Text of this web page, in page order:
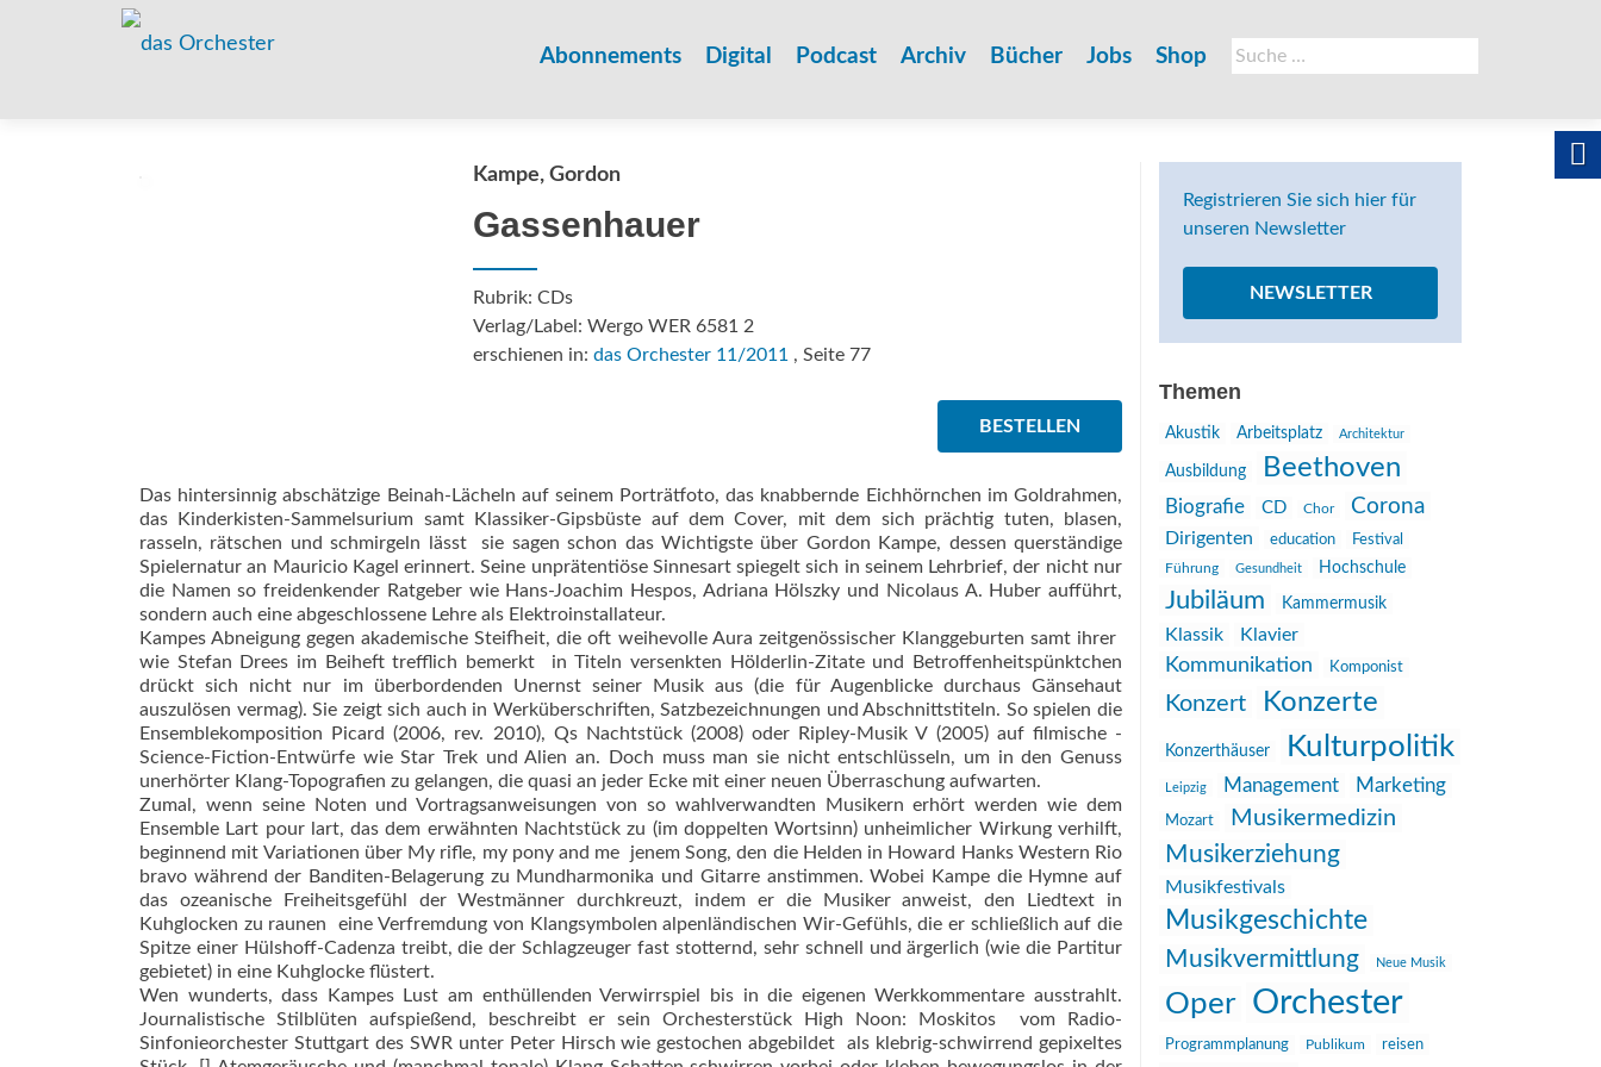
Suche
nach:
Abonnements Digital Podcast Archiv Bücher Jobs Shop
Kampe, Gordon
Gassenhauer
Rubrik: CDs
Verlag/Label: Wergo WER 6581 2
erschienen in: das Orchester 11/2011 , Seite 77
BESTELLEN
Das hintersinnig abschätzige Beinah-Lächeln auf seinem Porträt­foto, das knabbernde Eichhörnchen im Goldrahmen,
das Kinderkisten-Sammelsurium samt Klassiker-Gipsbüste auf dem Cover, mit dem sich prächtig tuten, blasen,
rasseln, rätschen und schmirgeln lässt  sie sagen schon das Wichtigste über Gordon Kampe, dessen querständige
Spielernatur an Mauricio Kagel erinnert. Seine unprätentiöse Sinnesart spiegelt sich in seinem Lehrbrief, der nicht nur
die Namen so freidenkender Ratgeber wie Hans-Joachim Hespos, Adriana Hölszky und Nicolaus A. Huber aufführt,
sondern auch eine abgeschlossene Lehre als Elektroinstallateur.
Kampes Abneigung gegen akademische Steifheit, die oft weihevolle Aura zeitgenössischer Klanggeburten samt ihrer 
wie Stefan Drees im Beiheft trefflich bemerkt  in Titeln versenkten Hölderlin-Zitate und Betroffenheitspünktchen
drückt sich nicht nur im überbordenden Unernst seiner Musik aus (die für Augenblicke durchaus Gänsehaut
auszulösen vermag). Sie zeigt sich auch in Werküberschriften, Satzbezeichnungen und Abschnittstiteln. So spielen die
Ensemblekomposition Picard (2006, rev. 2010), Qs Nachtstück (2008) oder Ripley-Musik V (2005) auf filmische ­
Science-Fiction-Entwürfe wie Star Trek und Alien an. Doch muss man sie nicht entschlüsseln, um in den Genuss
unerhörter Klang-Topografien zu gelangen, die quasi an jeder Ecke mit einer neuen Überraschung aufwarten.
Zumal, wenn seine Noten und Vortragsanweisungen von so wahlverwandten Musikern erhört werden wie dem
Ensemble Lart pour lart, das dem erwähnten Nachtstück zu (im doppelten Wortsinn) unheimlicher Wirkung verhilft,
beginnend mit Variationen über My rifle, my pony and me  jenem Song, den die Helden in Howard Hanks Western Rio
bravo während der Banditen-Belagerung zu Mundharmonika und Gitarre anstimmen. Wobei Kampe die Hymne auf
das ozeanische Freiheitsgefühl der Westmänner durchkreuzt, indem er die Musiker anweist, den Liedtext in
Kuhglocken zu raunen  eine Verfremdung von Klangsymbolen alpenländischen Wir-Gefühls, die er schließlich auf die
Spitze einer Hülshoff-Cadenza treibt, die der Schlagzeuger fast stotternd, sehr schnell und ärgerlich (wie die Partitur
gebietet) in eine Kuhglocke flüstert.
Wen wunderts, dass Kampes Lust am enthüllenden Verwirrspiel bis in die eigenen Werkkommentare ausstrahlt.
Journalistische Stilblüten aufspießend, beschreibt er sein Orchesterstück High Noon: Moskitos  vom Radio-
Sinfonieorchester Stuttgart des SWR unter Peter Hirsch wie gestochen abgebildet  als klebrig-schwirrend gepixeltes
Registrieren Sie sich hier für
unseren Newsletter
NEWSLETTER
Themen
Akustik Arbeitsplatz Architektur
Ausbildung Beethoven
Biografie CD Chor Corona
Dirigenten education
Festival
Führung
Gesundheit Hochschule
Jubiläum Kammermusik
Klassik Klavier
Kommunikation Komponist
Konzert Konzerte
Konzerthäuser Kulturpolitik
Leipzig Management Marketing
Mozart Musikermedizin
Musikerziehung
Musikfestivals
Musikgeschichte
Musikvermittlung Neue Musik
Oper Orchester
Programmplanung Publikum reisen